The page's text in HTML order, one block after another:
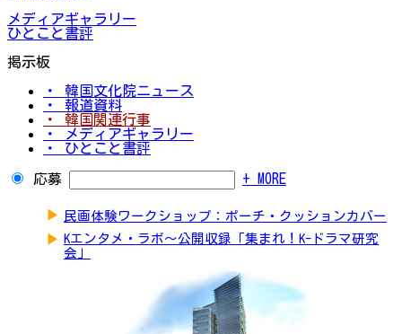
メディアギャラリー
ひとこと書評
掲示板
・ 韓国文化院ニュース
・ 報道資料
・ 韓国関連行事
・ メディアギャラリー
・ ひとこと書評
応募 + MORE
▶ 民画体験ワークショップ：ポーチ・クッションカバー
▶ Kエンタメ・ラボ～公開収録「集まれ！K-ドラマ研究
会」